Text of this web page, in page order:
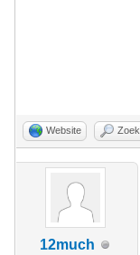
Website Zoek
12much